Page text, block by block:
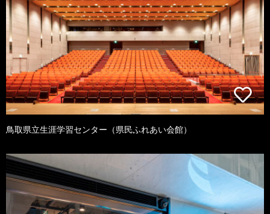
鳥取県立生涯学習センター（県民ふれあい会館）